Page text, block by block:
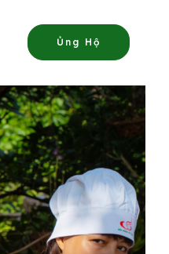
Ủng Hộ